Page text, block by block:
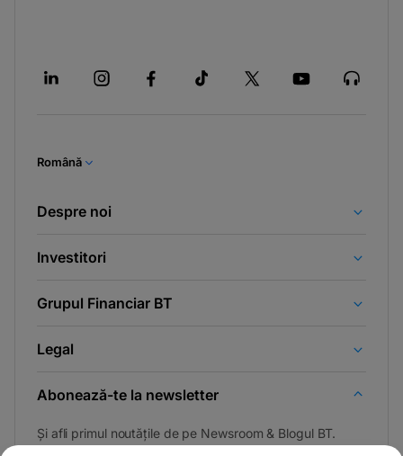
Română
Despre noi
Investitori
Grupul Financiar BT
Legal
Abonează-te la newsletter
Și afli primul noutățile de pe Newsroom & Blogul BT.